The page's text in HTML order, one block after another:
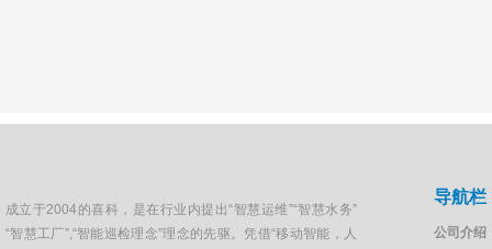
成立于2004的喜科，是在行业内提出“智慧运维”“智慧水务”
“智慧工厂”,“智能巡检理念”理念的先驱。凭借“移动智能，人
导航栏
公司介绍